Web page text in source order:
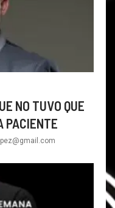
NO TUVO QUE
PACIENTE